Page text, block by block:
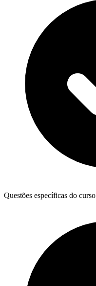
Questões específicas do curso